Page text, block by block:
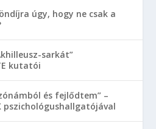
úgy, hogy ne csak a
sarkát”
kutatói
és fejlődtem” –
pszichológushallgatójával